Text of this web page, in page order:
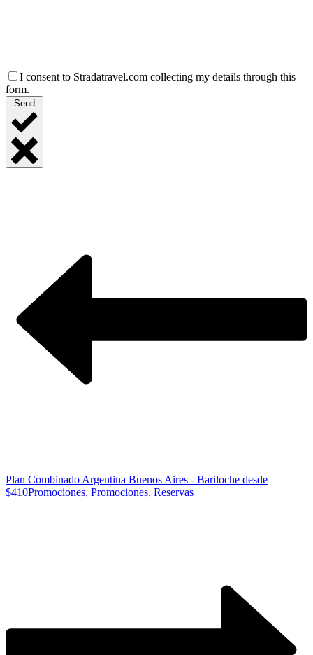
I consent to Stradatravel.com collecting my details through this
form.
Send
Plan Combinado Argentina Buenos Aires - Bariloche desde
$410Promociones, Promociones, Reservas